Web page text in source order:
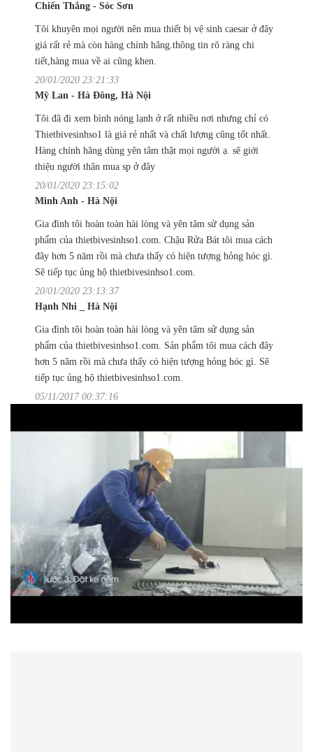
Chiến Thắng - Sóc Sơn
Tôi khuyên mọi người nên mua thiết bị vệ sinh caesar ở đây
giá rất rẻ mà còn hàng chính hãng.thông tin rõ ràng chi
tiết,hàng mua về ai cũng khen.
20/01/2020 23:21:33
Mỹ Lan - Hà Đông, Hà Nội
Tôi đã đi xem bình nóng lạnh ở rất nhiều nơi nhưng chỉ có
Thietbivesinhso1 là giá rẻ nhất và chất lượng cũng tốt nhất.
Hàng chính hãng dùng yên tâm thật mọi người ạ. sẽ giới
thiệu người thân mua sp ở đây
20/01/2020 23:15:02
Minh Anh - Hà Nội
Gia đình tôi hoàn toàn hài lòng và yên tâm sử dụng sản
phẩm của thietbivesinhso1.com. Chậu Rửa Bát tôi mua cách
đây hơn 5 năm rồi mà chưa thấy có hiện tượng hỏng hóc gì.
Sẽ tiếp tục ủng hộ thietbivesinhso1.com.
20/01/2020 23:13:37
Hạnh Nhi _ Hà Nội
Gia đình tôi hoàn toàn hài lòng và yên tâm sử dụng sản
phẩm của thietbivesinhso1.com. Sản phẩm tôi mua cách đây
hơn 5 năm rồi mà chưa thấy có hiện tượng hỏng hóc gì. Sẽ
tiếp tục ủng hộ thietbivesinhso1.com.
05/11/2017 00:37:16